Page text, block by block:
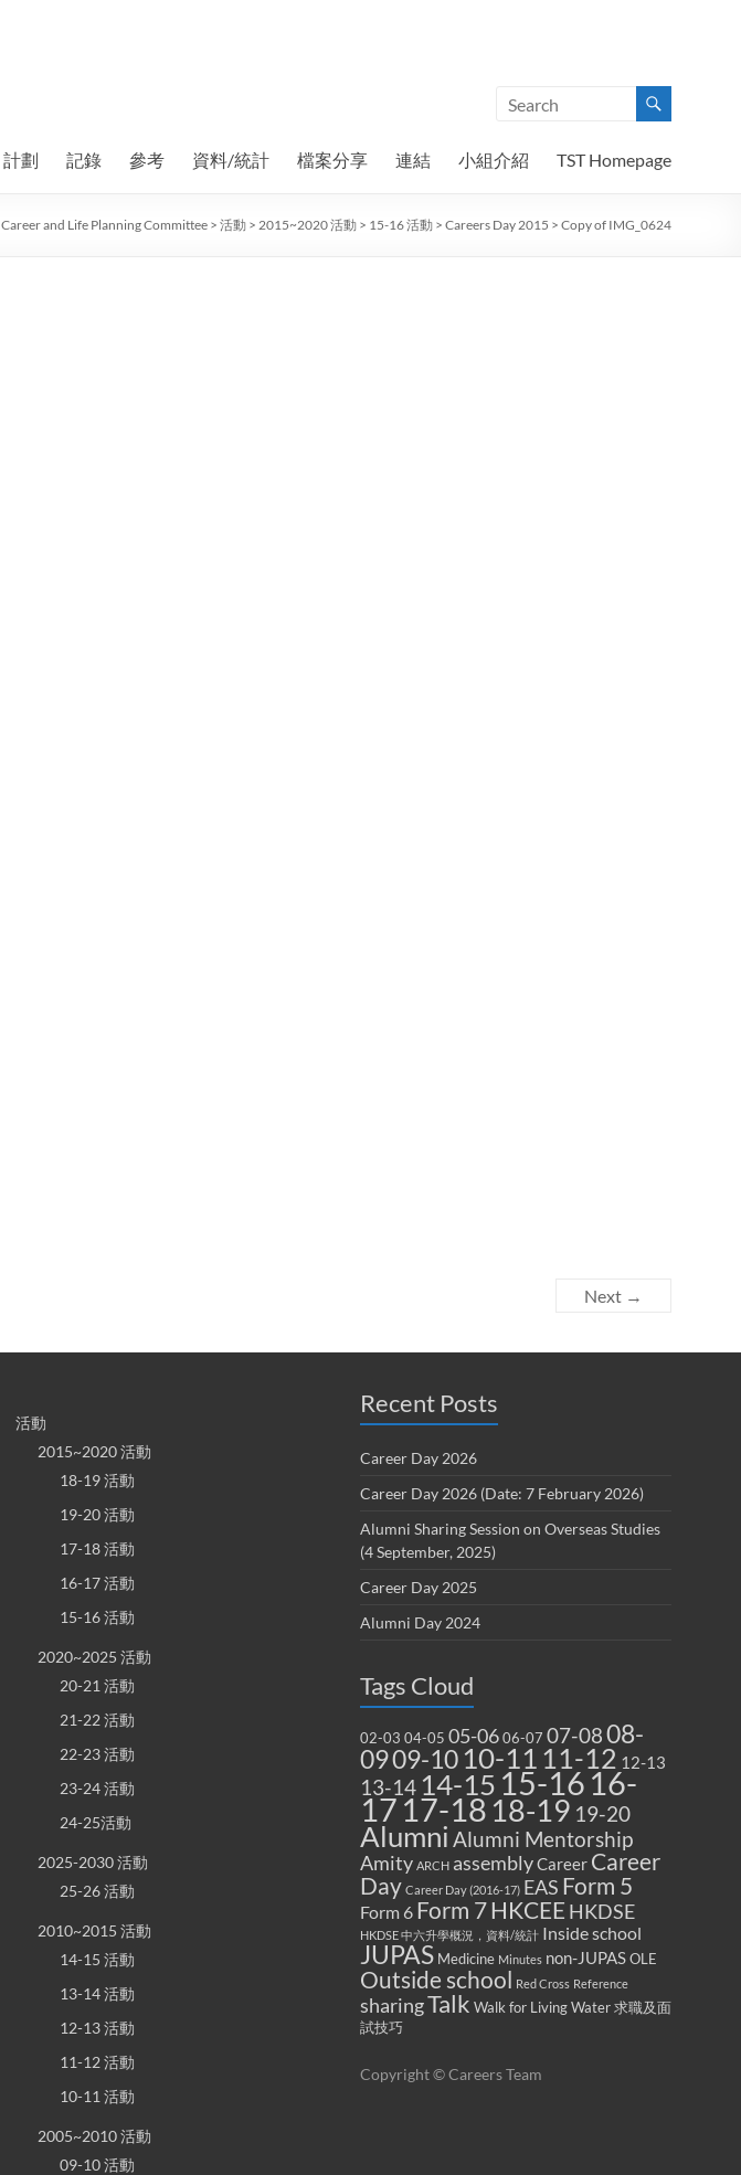
計劃 記錄 參考 資料/統計 檔案分享 連結 小組介紹 TST Homepage
Career and Life Planning Committee > 活動 > 2015~2020 活動 > 15-16 活動 > Careers Day 2015 > Copy of IMG_0624
Next →
活動
2015~2020 活動
18-19 活動
19-20 活動
17-18 活動
16-17 活動
15-16 活動
2020~2025 活動
20-21 活動
21-22 活動
22-23 活動
23-24 活動
24-25活動
2025-2030 活動
25-26 活動
2010~2015 活動
14-15 活動
13-14 活動
12-13 活動
11-12 活動
10-11 活動
2005~2010 活動
09-10 活動
Recent Posts
Career Day 2026
Career Day 2026 (Date: 7 February 2026)
Alumni Sharing Session on Overseas Studies
(4 September, 2025)
Career Day 2025
Alumni Day 2024
Tags Cloud
02-03 04-05 05-0606-07 07-0808-
0909-10 10-11 11-12 12-13
13-14 14-15 15-16 16-
17 17-18 18-19 19-20
Alumni Alumni Mentorship
Amity ARCH assemblyCareer Career
Day Career Day (2016-17) EAS Form 5
Form 6 Form 7HKCEE HKDSE
HKDSE 中六升學概況，資料/統計 Inside school
JUPAS Medicine Minutes non-JUPASOLE
Outside school Red Cross Reference
sharingTalk Walk for Living Water求職及面
試技巧
Copyright © Careers Team